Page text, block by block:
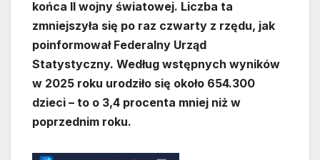
końca II wojny światowej. Liczba ta
zmniejszyła się po raz czwarty z rzędu, jak
poinformował Federalny Urząd
Statystyczny. Według wstępnych wyników
w 2025 roku urodziło się około 654.300
dzieci – to o 3,4 procenta mniej niż w
poprzednim roku.